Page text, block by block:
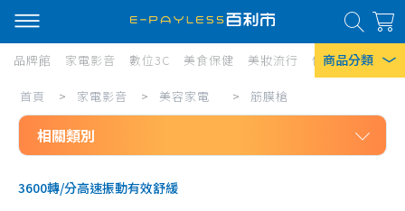
商品分類
熱門搜尋
風扇
品牌館 家電影音 數位3C 美食保健 美妝流行 傢俱寢具 居
家
電
影
音/
首頁 > 家電影音 > 美容家電 > 筋膜槍
相關類別
美容家電
3600轉/分高速振動有效舒緩